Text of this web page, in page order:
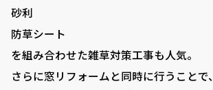
砂利
防草シート
を組み合わせた雑草対策工事も人気。
さらに窓リフォームと同時に行うことで、